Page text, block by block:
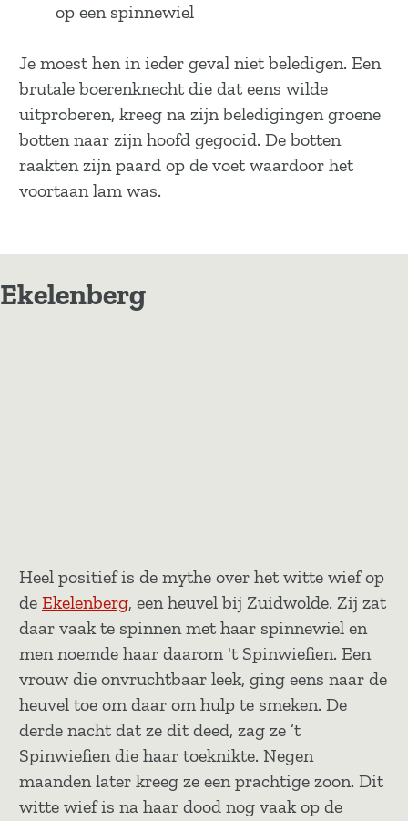
op een spinnewiel
Je moest hen in ieder geval niet beledigen. Een
brutale boerenknecht die dat eens wilde
uitproberen, kreeg na zijn beledigingen groene
botten naar zijn hoofd gegooid. De botten
raakten zijn paard op de voet waardoor het
voortaan lam was.
Ekelenberg
Heel positief is de mythe over het witte wief op
de Ekelenberg, een heuvel bij Zuidwolde. Zij zat
daar vaak te spinnen met haar spinnewiel en
men noemde haar daarom 't Spinwiefien. Een
vrouw die onvruchtbaar leek, ging eens naar de
heuvel toe om daar om hulp te smeken. De
derde nacht dat ze dit deed, zag ze ’t
Spinwiefien die haar toeknikte. Negen
maanden later kreeg ze een prachtige zoon. Dit
witte wief is na haar dood nog vaak op de